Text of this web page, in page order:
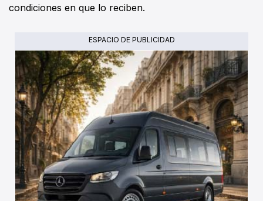
condiciones en que lo reciben.
ESPACIO DE PUBLICIDAD